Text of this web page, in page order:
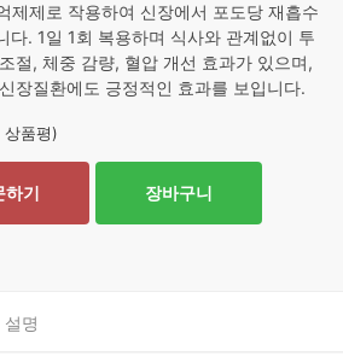
제제로 작용하여 신장에서 포도당 재흡수
다. 1일 1회 복용하며 식사와 관계없이 투
절, 체중 감량, 혈압 개선 효과가 있으며,
장질환에도 긍정적인 효과를 보입니다.
상품평)
하기 장바구니
설명